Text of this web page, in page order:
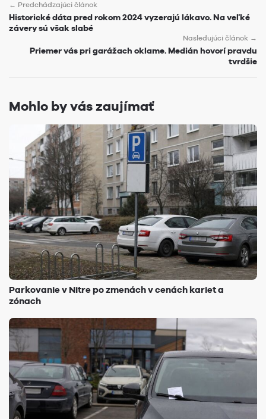
← Predchádzajúci článok
Historické dáta pred rokom 2024 vyzerajú lákavo. Na veľké
závery sú však slabé
Nasledujúci článok →
Priemer vás pri garážach oklame. Medián hovorí pravdu
tvrdšie
Mohlo by vás zaujímať
Parkovanie v Nitre po zmenách v cenách kariet a
zónach